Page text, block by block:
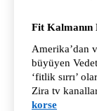
Fit Kalmanın
Amerika’dan
büyüyen
‘fitlik sırrı’
Zira tv
korse